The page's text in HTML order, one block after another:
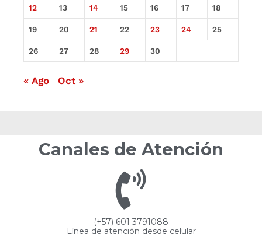
12 13 14 15 16 17 18
19 20 21 22 23 24 25
26 27 28 29 30
« Ago Oct »
Canales de Atención
(+57) 601 3791088
Línea de atención desde celular